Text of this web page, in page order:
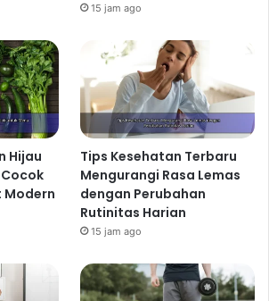
15 jam ago
Hijau
Modern
Tips Kesehatan Terbaru
Mengurangi Rasa Lemas
dengan Perubahan
Rutinitas Harian
15 jam ago